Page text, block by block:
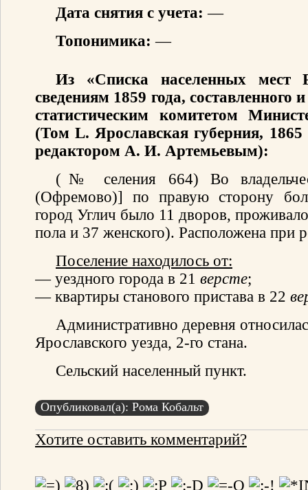
Дата снятия с учета: —
Топонимика: —
Из «Списка населенных мест
сведениям 1859 года,
статистическим комитетом
(Том L. Ярославская губерния,
редактором А. И. Артемьевым):
(№ селения 664) Во
(Офремово)] по правую сторону
город Углич было 11 дворов,
пола и 37 женского). Расположена при
Поселение находилось от:
— уездного города в 21 версте;
— квартиры станового пристава в 22
Административно деревня
Ярославского уезда, 2-го стана.
Сельский населенный пункт.
Опубликовал(а): Рома Кобальт
Хотите оставить комментарий?